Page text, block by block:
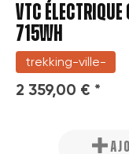
VTC ÉLECTRIQUE
715WH
trekking-ville-
2 359,00 € *